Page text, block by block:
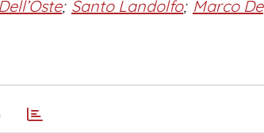
; Santo Landolfo; Marco De